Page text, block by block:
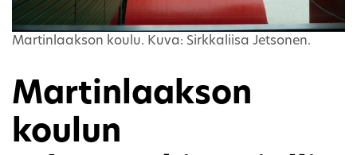
Martinlaakson koulu. Kuva: Sirkkaliisa Jetsonen.
Martinlaakson
koulun